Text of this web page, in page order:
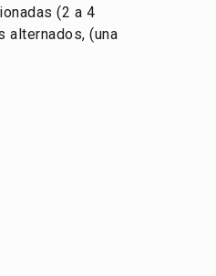
(2 a 4
alternados, (una